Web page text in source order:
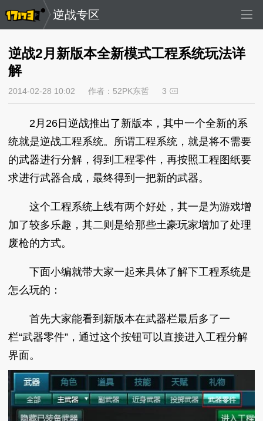
逆战专区
逆战2月新版本全新模式工程系统玩法详
解
2014-02-28 10:02 作者：52PK东哲 3
2月26日逆战推出了新版本，其中一个全新的系
统就是逆战工程系统。所谓工程系统，就是将不需要
的武器进行分解，得到工程零件，再按照工程图纸要
求进行武器合成，最终得到一把新的武器。
这个工程系统上线有两个好处，其一是为游戏增
加了较多乐趣，其二则是给那些土豪玩家增加了处理
废枪的方式。
下面小编就带大家一起来具体了解下工程系统是
怎么玩的：
首先大家能看到新版本在武器栏最后多了一
栏“武器零件”，通过这个按钮可以直接进入工程分解
界面。